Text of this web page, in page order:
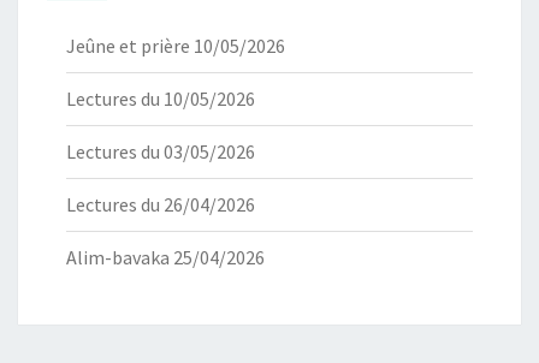
Jeûne et prière 10/05/2026
Lectures du 10/05/2026
Lectures du 03/05/2026
Lectures du 26/04/2026
Alim-bavaka 25/04/2026